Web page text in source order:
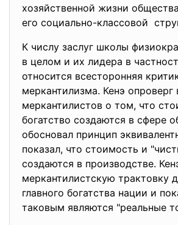
хозяйственной жизни
его социально-классовой
К числу заслуг школы
в целом и их лидера в
относится всесторонняя
меркантилизма. Кенэ опроверг
меркантилистов о том, что
богатство создаются в сфере
обосновал принцип
показал, что стоимость и
создаются в производстве.
меркантилистскую трактовку
главного богатства нации и
таковым являются "реальные